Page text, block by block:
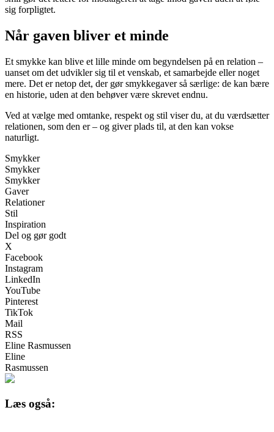
sig forpligtet.
Når gaven bliver et minde
Et smykke kan blive et lille minde om begyndelsen på en relation –
uanset om det udvikler sig til et venskab, et samarbejde eller noget
mere. Det er netop det, der gør smykkegaver så særlige: de kan bære
en historie, uden at den behøver være skrevet endnu.
Ved at vælge med omtanke, respekt og stil viser du, at du værdsætter
relationen, som den er – og giver plads til, at den kan vokse
naturligt.
Smykker
Smykker
Smykker
Gaver
Relationer
Stil
Inspiration
Del og gør godt
X
Facebook
Instagram
LinkedIn
YouTube
Pinterest
TikTok
Mail
RSS
Eline Rasmussen
Eline
Rasmussen
Læs også: